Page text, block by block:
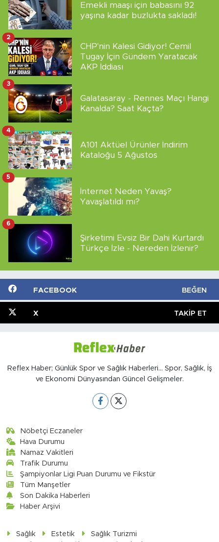
Emekli maaşı için babasını 92
yaşına kadar buzlukta sakladı!
CHP'nin Kalesi Gidiyor! Cemil
Tugay İçin Gündem Yaratacak
AKP İddiası
2
Galatasaray - Rennes Maçı Hangi
Kanalda? Saat Kaçta?
3
A101 Aktüel Ürünler İndirim
Kataloğu 5 Ağustos
4
İnternet Neden Yavaş?
Yavaşlatıldı mı?
5
Şirketimi Evsiz Bir Dahi Kurtardı
Türkçe İzle - Nereden İzlenir?
6
FACEBOOK BEĞEN
X TAKIP ET
Reflex Haber; Günlük Spor ve Sağlık Haberleri... Spor, Sağlık, İş
ve Ekonomi Dünyasından Güncel Gelişmeler.
Nöbetçi Eczaneler
Hava Durumu
Namaz Vakitleri
Trafik Durumu
Şampiyonlar Ligi Puan Durumu ve Fikstür
Tüm Manşetler
Son Dakika Haberleri
Haber Arşivi
Sağlık Estetik
Sağlık Turizmi